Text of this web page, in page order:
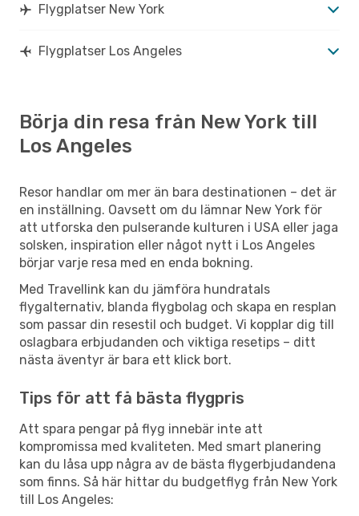
Flygplatser New York
Flygplatser Los Angeles
Börja din resa från New York till
Los Angeles
Resor handlar om mer än bara destinationen – det är
en inställning. Oavsett om du lämnar New York för
att utforska den pulserande kulturen i USA eller jaga
solsken, inspiration eller något nytt i Los Angeles
börjar varje resa med en enda bokning.
Med Travellink kan du jämföra hundratals
flygalternativ, blanda flygbolag och skapa en resplan
som passar din resestil och budget. Vi kopplar dig till
oslagbara erbjudanden och viktiga resetips – ditt
nästa äventyr är bara ett klick bort.
Tips för att få bästa flygpris
Att spara pengar på flyg innebär inte att
kompromissa med kvaliteten. Med smart planering
kan du låsa upp några av de bästa flygerbjudandena
som finns. Så här hittar du budgetflyg från New York
till Los Angeles: